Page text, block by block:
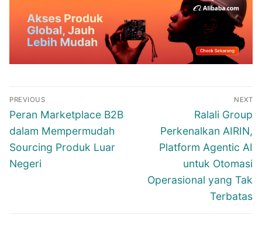
Post
navigation
PREVIOUS
Previous
post:
Peran Marketplace B2B
dalam Mempermudah
Sourcing Produk Luar
Negeri
NEXT
Next
post:
Ralali Group
Perkenalkan AIRIN,
Platform Agentic AI
untuk Otomasi
Operasional yang Tak
Terbatas